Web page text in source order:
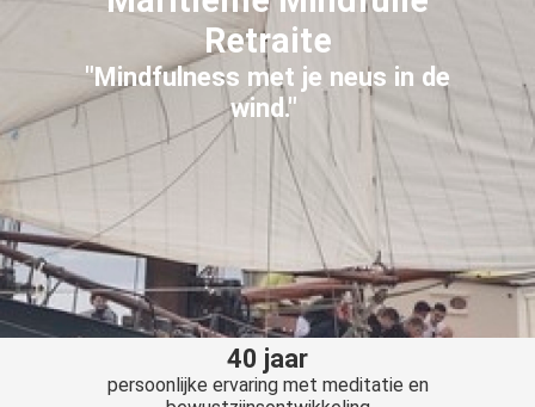
Retraite
"Mindfulness met je neus in de
wind."
40 jaar
persoonlijke ervaring met meditatie en